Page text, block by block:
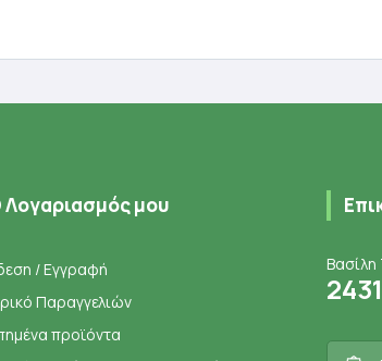
Λογαριασμός μου
/ Εγγραφή
Παραγγελιών
προϊόντα
Βασίλη